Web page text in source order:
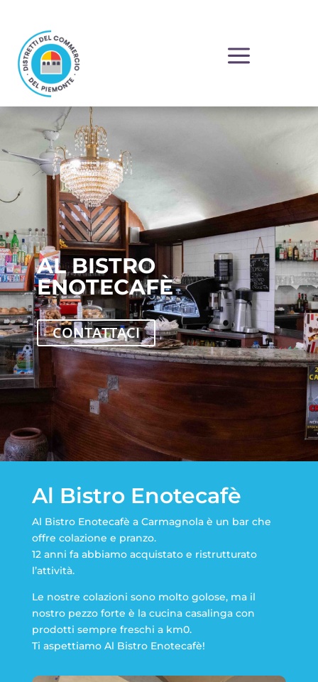
a
AL BISTRO
ENOTECAFÈ
CONTATTACI
Al Bistro Enotecafè
Al Bistro Enotecafè a Carmagnola è un bar che
offre colazione e pranzo.
12 anni fa abbiamo acquistato e ristrutturato
l’attività.
Le nostre colazioni sono molto golose, ma il
nostro pezzo forte è la cucina casalinga con
prodotti sempre freschi a km0.
Ti aspettiamo Al Bistro Enotecafè!